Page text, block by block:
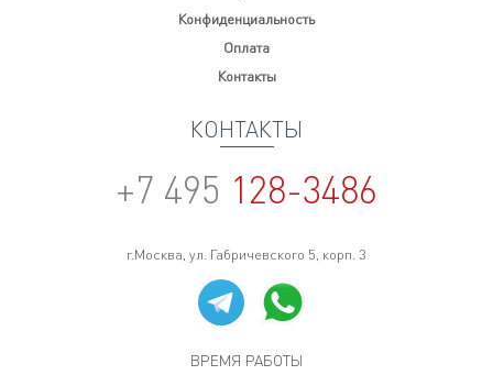
Конфиденциальность
Оплата
Контакты
КОНТАКТЫ
+7 495 128-3486
г.Москва, ул. Габричевского 5, корп. 3
ВРЕМЯ РАБОТЫ